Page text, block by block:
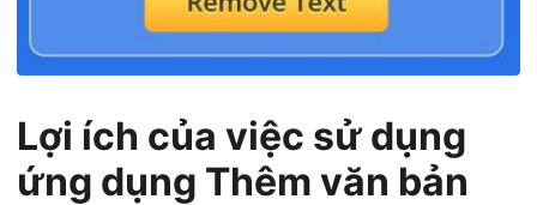
Lợi ích của việc sử dụng
ứng dụng Thêm văn bản